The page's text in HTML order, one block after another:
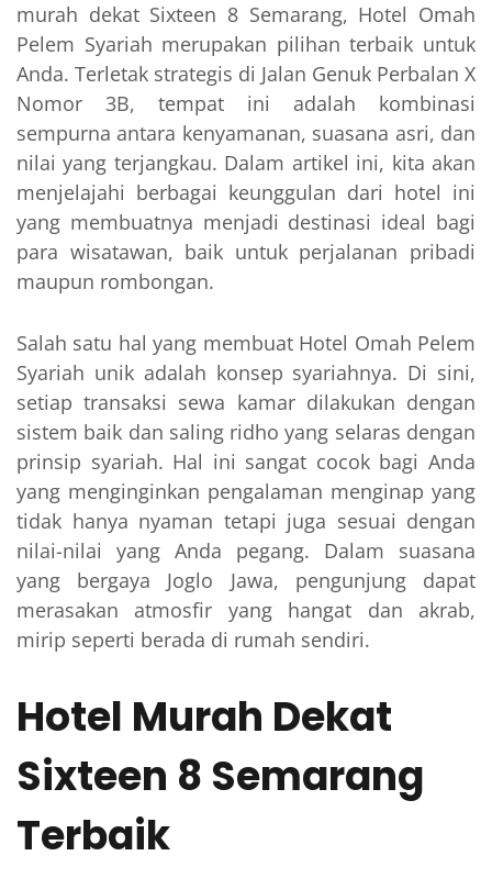
murah dekat Sixteen 8 Semarang, Hotel Omah
Pelem Syariah merupakan pilihan terbaik untuk
Anda. Terletak strategis di Jalan Genuk Perbalan X
Nomor 3B, tempat ini adalah kombinasi
sempurna antara kenyamanan, suasana asri, dan
nilai yang terjangkau. Dalam artikel ini, kita akan
menjelajahi berbagai keunggulan dari hotel ini
yang membuatnya menjadi destinasi ideal bagi
para wisatawan, baik untuk perjalanan pribadi
maupun rombongan.
Salah satu hal yang membuat Hotel Omah Pelem
Syariah unik adalah konsep syariahnya. Di sini,
setiap transaksi sewa kamar dilakukan dengan
sistem baik dan saling ridho yang selaras dengan
prinsip syariah. Hal ini sangat cocok bagi Anda
yang menginginkan pengalaman menginap yang
tidak hanya nyaman tetapi juga sesuai dengan
nilai-nilai yang Anda pegang. Dalam suasana
yang bergaya Joglo Jawa, pengunjung dapat
merasakan atmosfir yang hangat dan akrab,
mirip seperti berada di rumah sendiri.
Hotel Murah Dekat
Sixteen 8 Semarang
Terbaik